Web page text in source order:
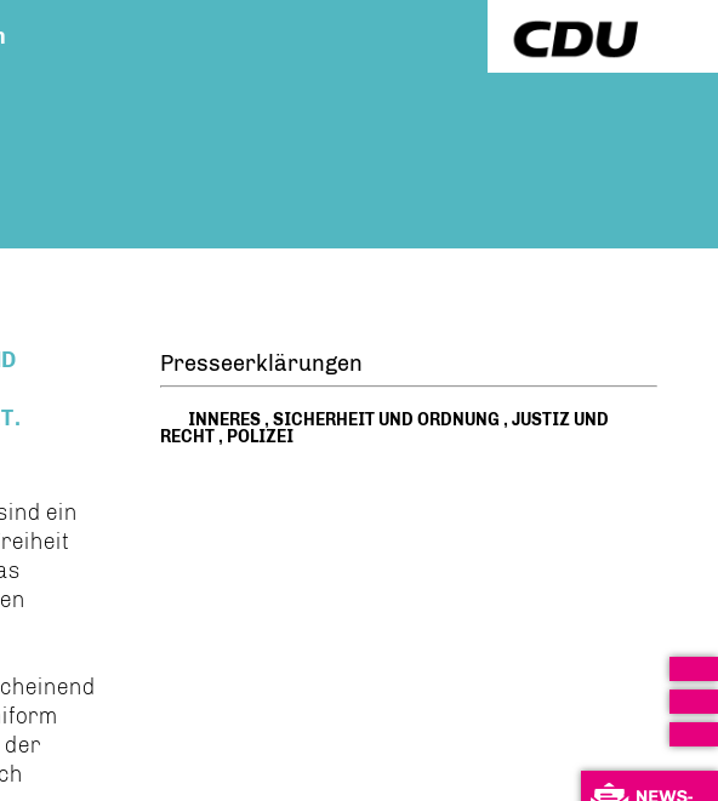
ein
der
Presseerklärungen
INNERES,SICHERHEIT UND ORDNUNG ,JUSTIZ UND
RECHT, POLIZEI